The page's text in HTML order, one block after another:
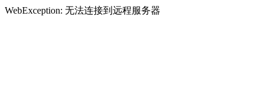
WebException: 无法连接到远程服务器